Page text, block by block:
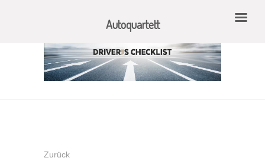
Zurück
Autoquartett